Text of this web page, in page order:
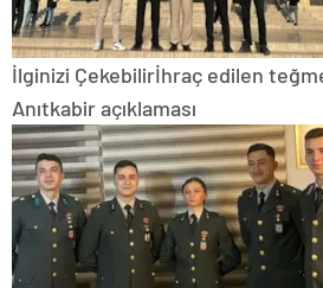
İlginizi Çekebilirİhraç edilen
Anıtkabir açıklaması